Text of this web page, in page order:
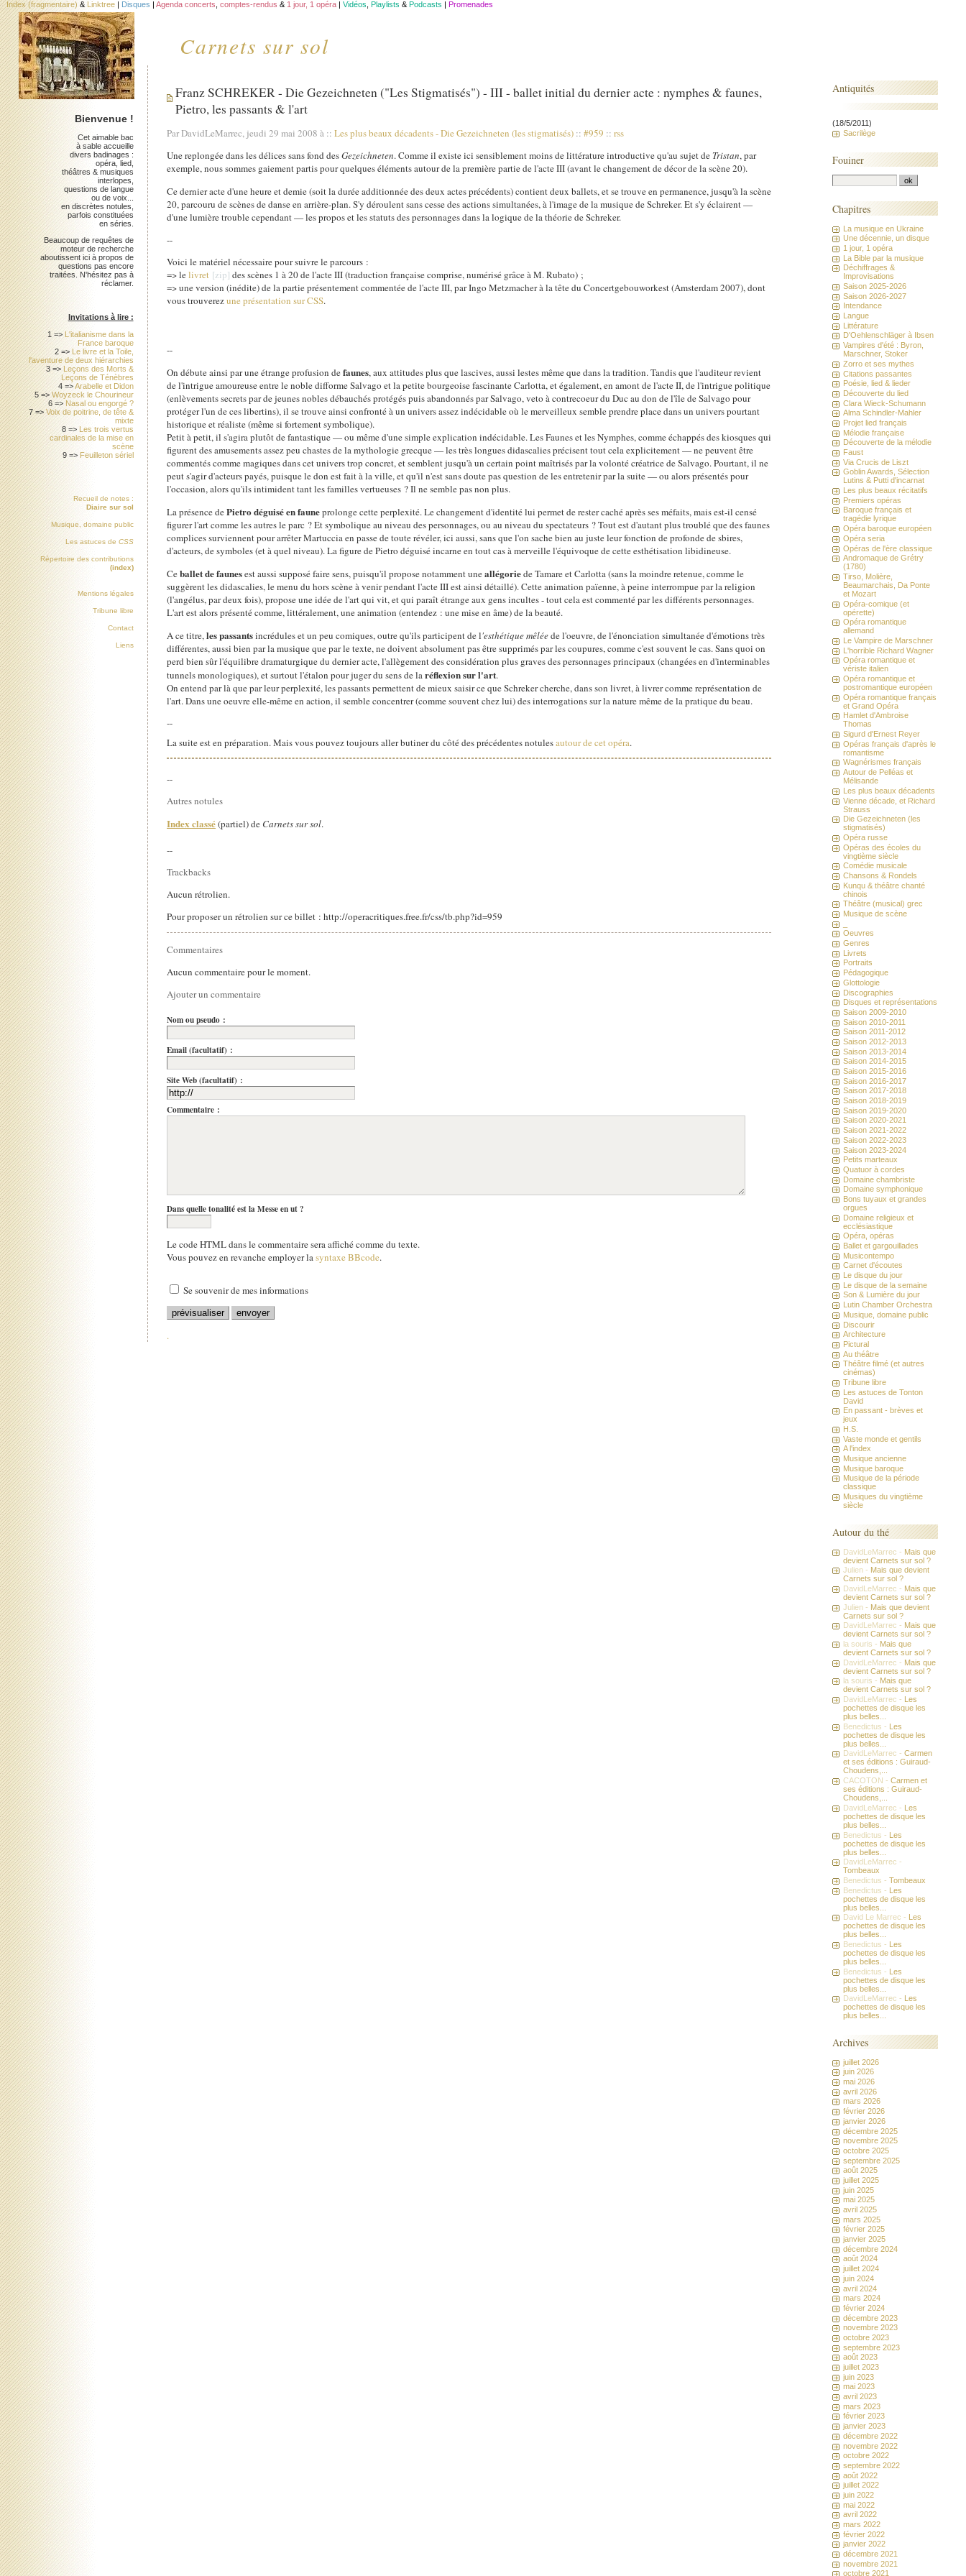
Carnets sur sol
Index (fragmentaire) & Linktree | Disques | Agenda concerts comptes-rendus & 1 jour, 1 opéra | Vidéos Playlists & Podcasts | Promenades
Franz SCHREKER - Die Gezeichneten ("Les Stigmatisés") - III - ballet initial du dernier acte : nymphes & faunes,
Pietro, les passants & l'art
Par DavidLeMarrec, jeudi 29 mai 2008 à :: Les plus beaux décadents-Die Gezeichneten (les stigmatisés) :: #959 :: rss
Une replongée dans les délices sans fond desGezeichneten. Comme il existe ici sensiblement moins de littérature introductive qu'au sujet de Tristan, par
exemple, nous sommes gaiement partis pour quelques éléments autour de la première partie de l'acte III (avant le changement de décor de la scène 20).
Ce dernier acte d'une heure et demie (soit la durée additionnée des deux actes précédents) contient deux ballets, et se trouve en permanence, jusqu'à la scène
20, parcouru de scènes de danse en arrière-plan. S'y déroulent sans cesse des actions simultanées, à l'image de la musique de Schreker. Et s'y éclairent —
d'une lumière trouble cependant — les propos et les statuts des personnages dans la logique de la théorie de Schreker.
--
Voici le matériel nécessaire pour suivre le parcours :
=> lelivret
des scènes 1 à 20 de l'acte III (traduction française comprise, numérisé grâce à M. Rubato) ;
=> une version (inédite) de la partie présentement commentée de l'acte III, par Ingo Metzmacher à la tête du Concertgebouworkest (Amsterdam 2007), dont
vous trouverezune présentation sur CSS.
--
On débute ainsi par une étrange profusion defaunes, aux attitudes plus que lascives, aussi lestes même que dans la tradition. Tandis que l'auditeur revient
de l'intrigue amoureuse entre le noble difforme Salvago et la petite bourgeoise fascinante Carlotta, et également, en amont de l'acte II, de l'intrigue politique
(enlèvements secrets par de jeunes nobles débauchés protégés puis abandonnés par Salvago, veto à contrecoeur du Duc au don de l'île de Salvago pour
protéger l'un de ces libertins), il se trouve ainsi confronté à un univers assez indécidable où le merveilleux semble prendre place dans un univers pourtant
historique et réaliste (même si fortement symbolique).
Petit à petit, il s'agira plutôt de fantastique — ou même d'une simple explication indécidable. Les Faunes et les Nymphes, comme échappés des kiosques qui
figurent des amusements assez peu chastes de la mythologie grecque — les très longues didascalies précisent tout cela explicitement — ne peuvent être
commentés comme magiques dans cet univers trop concret, et semblent jusqu'à un certain point maîtrisés par la volonté créatrice de Salvago. Pourtant, il ne
peut s'agir d'acteurs payés, puisque le don est fait à la ville, et qu'il n'est sans doute pas question de les entretenir par la suite — ou alors présentés pour
l'occasion, alors qu'ils intimident tant les familles vertueuses ? Il ne semble pas non plus.
La présence dePietro déguisé en fauneprolonge cette perplexité. Le changement d'identité lui permet de rester caché après ses méfaits, mais est-il censé
figurer l'art comme les autres le parc ? Et symbolique au niveau des personnages, ou au niveau du spectateurs ? Tout est d'autant plus troublé que des faunes
complices surviennent pour arrêter Martuccia en passe de toute révéler, ici aussi, sans que l'on sache bien au juste leur fonction de profonde de sbires,
d'acteurs, de symboles (et à quel niveau). La figure de Pietro déguisé incarne en tout cas à merveille l'équivoque de cette esthétisation libidineuse.
Ceballet de faunesest aussi supposé faire sens, puisqu'il propose notamment uneallégoriede Tamare et Carlotta (sans la moindre retenue, comme le
suggèrent les didascalies, le menu du hors scène à venir pendant l'acte III est ainsi détaillé). Cette animation païenne, à peine interrompue par la religion
(l'angélus, par deux fois), propose une idée de l'art qui vit, et qui paraît étrange aux gens incultes - tout cela est commenté par les différents personnages.
L'art est alors présenté comme, littéralement, une animation (entendez : une mise en âme) de la beauté.
A ce titre,les passantsincrédules et un peu comiques, outre qu'ils participent de l'esthétique mêléede l'oeuvre, de l'énonciation simultanée d'émotions très
différentes, aussi bien par la musique que par le texte, ne doivent absolument pas être supprimés par les coupures, comme c'est souvent le cas. Sans quoi on
perd bien sûr l'équilibre dramaturgique du dernier acte, l'allègement des considération plus graves des personnages principaux (changées en d'interminables
tunnels monologiques), et surtout l'étalon pour juger du sens de laréflexion sur l'art.
On entend par là que par leur perplexité, les passants permettent de mieux saisir ce que Schreker cherche, dans son livret, à livrer comme représentation de
l'art. Dans une oeuvre elle-même en action, il semble concentrer (comme souvent chez lui) des interrogations sur la nature même de la pratique du beau.
--
La suite est en préparation. Mais vous pouvez toujours aller butiner du côté des précédentes notulesautour de cet opéra.
--
Autres notules
Index classé(partiel) de Carnets sur sol.
--
Trackbacks
Aucun rétrolien.
Pour proposer un rétrolien sur ce billet : http://operacritiques.free.fr/css/tb.php?id=959
Commentaires
Aucun commentaire pour le moment.
Ajouter un commentaire
Nom ou pseudo :
Email (facultatif) :
Site Web (facultatif) :
Commentaire :
Dans quelle tonalité est la Messe en ut ?
Le code HTML dans le commentaire sera affiché comme du texte.
Vous pouvez en revanche employer lasyntaxe BBcode.
Se souvenir de mes informations
.
Bienvenue !
Cet aimable bac
à sable accueille
divers badinages :
opéra, lied,
théâtres & musiques
interlopes,
questions de langue
ou de voix...
en discrètes notules,
parfois constituées
en séries.
Beaucoup de requêtes de
moteur de recherche
aboutissent ici à propos de
questions pas encore
traitées. N'hésitez pas à
réclamer.
Invitations à lire :
1 => L'italianisme dans la
France baroque
2 => Le livre et la Toile,
l'aventure de deux hiérarchies
3 => Leçons des Morts &
Leçons de Ténèbres
4 =>Arabelle et Didon
5 =>Woyzeck le Chourineur
6 => Nasal ou engorgé ?
7 =>Voix de poitrine, de tête &
mixte
8 => Les trois vertus
cardinales de la mise en
scène
9 => Feuilleton sériel
Recueil de notes :
Diaire sur sol
Musique, domaine public
Les astuces de CSS
Répertoire des contributions
(index)
Mentions légales
Tribune libre
Contact
Liens
Antiquités
(18/5/2011)
Sacrilège
Fouiner
Chapitres
La musique en Ukraine
Une décennie, un disque
1 jour, 1 opéra
La Bible par la musique
Déchiffrages &
Improvisations
Saison 2025-2026
Saison 2026-2027
Intendance
Langue
Littérature
D'Oehlenschläger à Ibsen
Vampires d'été : Byron,
Marschner, Stoker
Zorro et ses mythes
Citations passantes
Poésie, lied & lieder
Découverte du lied
Clara Wieck-Schumann
Alma Schindler-Mahler
Projet lied français
Mélodie française
Découverte de la mélodie
Faust
Via Crucis de Liszt
Goblin Awards, Sélection
Lutins & Putti d'incarnat
Les plus beaux récitatifs
Premiers opéras
Baroque français et
tragédie lyrique
Opéra baroque européen
Opéra seria
Opéras de l'ère classique
Andromaque de Grétry
(1780)
Tirso, Molière,
Beaumarchais, Da Ponte
et Mozart
Opéra-comique (et
opérette)
Opéra romantique
allemand
Le Vampire de Marschner
L'horrible Richard Wagner
Opéra romantique et
vériste italien
Opéra romantique et
postromantique européen
Opéra romantique français
et Grand Opéra
Hamlet d'Ambroise
Thomas
Sigurd d'Ernest Reyer
Opéras français d'après le
romantisme
Wagnérismes français
Autour de Pelléas et
Mélisande
Les plus beaux décadents
Vienne décade, et Richard
Strauss
Die Gezeichneten (les
stigmatisés)
Opéra russe
Opéras des écoles du
vingtième siècle
Comédie musicale
Chansons & Rondels
Kunqu & théâtre chanté
chinois
Théâtre (musical) grec
Musique de scène
Oeuvres
Genres
Livrets
Portraits
Pédagogique
Glottologie
Discographies
Disques et représentations
Saison 2009-2010
Saison 2010-2011
Saison 2011-2012
Saison 2012-2013
Saison 2013-2014
Saison 2014-2015
Saison 2015-2016
Saison 2016-2017
Saison 2017-2018
Saison 2018-2019
Saison 2019-2020
Saison 2020-2021
Saison 2021-2022
Saison 2022-2023
Saison 2023-2024
Petits marteaux
Quatuor à cordes
Domaine chambriste
Domaine symphonique
Bons tuyaux et grandes
orgues
Domaine religieux et
ecclésiastique
Opéra, opéras
Ballet et gargouillades
Musicontempo
Carnet d'écoutes
Le disque du jour
Le disque de la semaine
Son & Lumière du jour
Lutin Chamber Orchestra
Musique, domaine public
Discourir
Architecture
Pictural
Au théâtre
Théâtre filmé (et autres
cinémas)
Tribune libre
Les astuces de Tonton
David
En passant - brèves et
jeux
H.S.
Vaste monde et gentils
A l'index
Musique ancienne
Musique baroque
Musique de la période
classique
Musiques du vingtième
siècle
Autour du thé
DavidLeMarrec - Mais que
devient Carnets sur sol ?
Julien - Mais que devient
Carnets sur sol ?
DavidLeMarrec - Mais que
devient Carnets sur sol ?
Julien - Mais que devient
Carnets sur sol ?
DavidLeMarrec - Mais que
devient Carnets sur sol ?
la souris - Mais que
devient Carnets sur sol ?
DavidLeMarrec - Mais que
devient Carnets sur sol ?
la souris - Mais que
devient Carnets sur sol ?
DavidLeMarrec - Les
pochettes de disque les
plus belles...
Benedictus - Les
pochettes de disque les
plus belles...
DavidLeMarrec -Carmen
et ses éditions : Guiraud-
Choudens,...
CACOTON -Carmen et
ses éditions : Guiraud-
Choudens,...
DavidLeMarrec - Les
pochettes de disque les
plus belles...
Benedictus - Les
pochettes de disque les
plus belles...
DavidLeMarrec -
Tombeaux
Benedictus -Tombeaux
Benedictus - Les
pochettes de disque les
plus belles...
David Le Marrec -
Les
pochettes de disque les
plus belles...
Benedictus - Les
pochettes de disque les
plus belles...
Benedictus - Les
pochettes de disque les
plus belles...
DavidLeMarrec -
Les
pochettes de disque les
plus belles...
Archives
juillet 2026
juin 2026
mai 2026
avril 2026
mars 2026
février 2026
janvier 2026
décembre 2025
novembre 2025
octobre 2025
septembre 2025
août 2025
juillet 2025
juin 2025
mai 2025
avril 2025
mars 2025
février 2025
janvier 2025
décembre 2024
août 2024
juillet 2024
juin 2024
avril 2024
mars 2024
février 2024
décembre 2023
novembre 2023
octobre 2023
septembre 2023
août 2023
juillet 2023
juin 2023
mai 2023
avril 2023
mars 2023
février 2023
janvier 2023
décembre 2022
novembre 2022
octobre 2022
septembre 2022
août 2022
juillet 2022
juin 2022
mai 2022
avril 2022
mars 2022
février 2022
janvier 2022
décembre 2021
novembre 2021
octobre 2021